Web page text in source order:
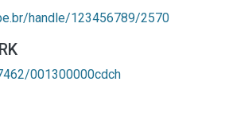
handle/123456789/2570
001300000cdch